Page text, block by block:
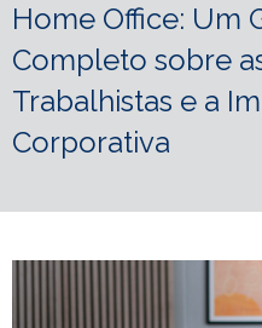
Home Office: Um
Completo sobre
Trabalhistas e a
Corporativa